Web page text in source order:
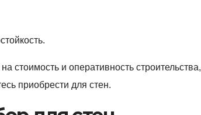
стоимость и оперативность строительства,
приобрести для стен.